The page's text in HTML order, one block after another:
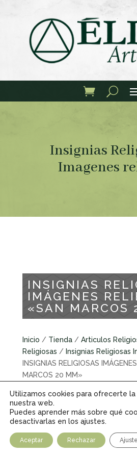
Insignias
Imagenes
INSIGNIAS
IMÁGENES
«SAN MARCOS
Inicio / Tienda / Articulos
Religiosas / Insignias Religiosas
INSIGNIAS RELIGIOSAS
MARCOS 20 MM»
Insignias Religiosas Imagenes
INFORMACIÓN
Utilizamos cookies para ofrecerte
nuestra web.
Puedes aprender más sobre qué
desactivarlas en los ajustes.
Aceptar Rechazar